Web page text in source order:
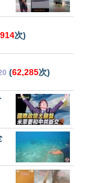
次)
(62,285次)